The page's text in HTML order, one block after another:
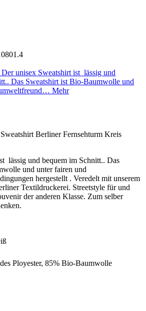
Der unisex Sweatshirt ist lässig und
Das Sweatshirt ist Bio-Baumwolle und
Mehr
Berliner Fernsehturm Kreis
lässig und bequem im Schnitt.. Das
und unter fairen und
hergestellt . Veredelt mit unserem
Textildruckerei. Streetstyle für und
der anderen Klasse. Zum selber
Ployester, 85% Bio-Baumwolle